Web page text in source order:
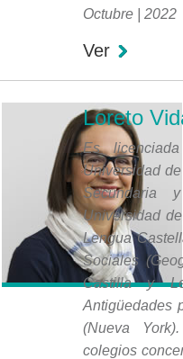
Octubre | 2022
Ver
Loreto
Es
Universidad
Secundaria
Universidad
Lengua
Sociales
Castilla y
Antigüedades
(Nueva
colegios